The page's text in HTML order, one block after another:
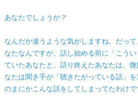
あなたでしょうか？
なんだか違うような気がしますね。だっ
なたなんですが、話し始める前に「こう
ていたあなたと、語り終えたあなたは、
なたは聞き手が「聴きたがっている話」
のまにかこんな話をしてしまってたわけで